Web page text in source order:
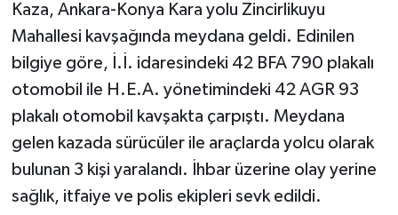
Kaza, Ankara-Konya Kara yolu Zincirlikuyu
Mahallesi kavşağında meydana geldi. Edinilen
bilgiye göre, İ.İ. idaresindeki 42 BFA 790 plakalı
otomobil ile H.E.A. yönetimindeki 42 AGR 93
plakalı otomobil kavşakta çarpıştı. Meydana
gelen kazada sürücüler ile araçlarda yolcu olarak
bulunan 3 kişi yaralandı. İhbar üzerine olay yerine
sağlık, itfaiye ve polis ekipleri sevk edildi.